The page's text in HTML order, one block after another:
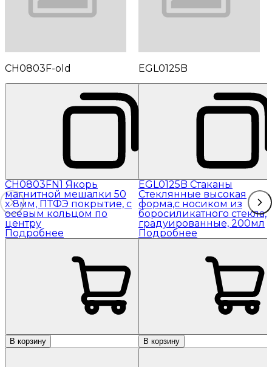
CH0803F-old
CH0803FN1 Якорь
магнитной мешалки 50
x 8мм, ПТФЭ покрытие, с
осевым кольцом по
центру
Подробнее
В корзину
EGL0125B
EGL0125B Стаканы
Стеклянные высокая
форма,с носиком из
боросиликатного стекла,
градуированные, 200мл
Подробнее
В корзину